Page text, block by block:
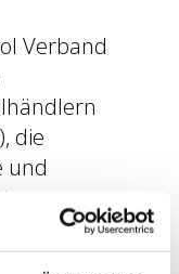
Verband
die
und
nach